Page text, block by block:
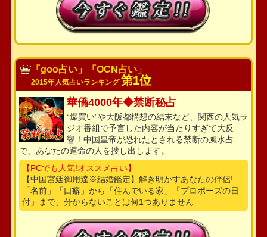
「goo占い」「OCN占い」
2015年人気占いランキング第1位
華僑4000年◆禁断秘占
“爆買い”や大阪都構想の結末など、関西の人気ラ
ジオ番組で予言した内容が当たりすぎて大反
響！中国皇帝が恐れたとされる禁断の風水占
で、あなたの運命の人を捜し出します。
【PCでも人気!オススメ占い】
【中国宮廷御用達※結婚鑑定】解き明かすあなたの伴侶!
「名前」「口癖」から「住んでいる家」「プロポーズの日
付」まで、分からないことは何1つありません